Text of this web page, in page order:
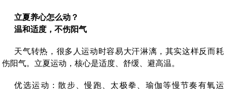
立夏养心怎么动？
温和适度，不伤阳气
天气转热，很多人运动时容易大汗淋漓，其实这样反而耗
伤阳气。立夏运动，核心是适度、舒缓、避高温。
优选运动：散步、慢跑、太极拳、瑜伽等慢节奏有氧运